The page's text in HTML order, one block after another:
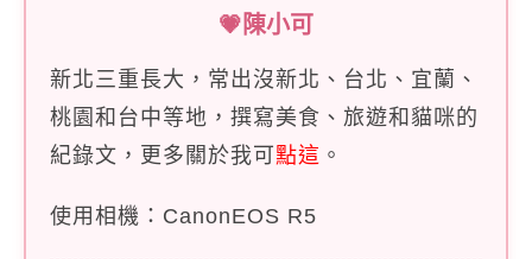
💗陳小可
新北三重長大，常出沒新北、台北、宜蘭、
桃園和台中等地，撰寫美食、旅遊和貓咪的
紀錄文，更多關於我可點這 。
使用相機：CanonEOS R5